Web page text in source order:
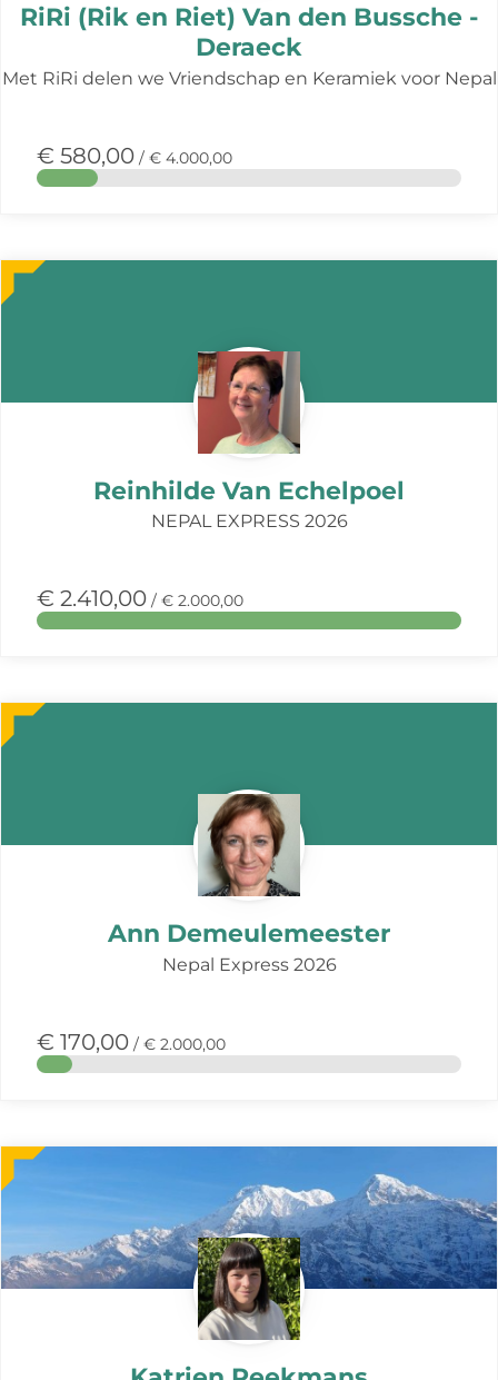
RiRi (Rik en Riet) Van den Bussche -
Deraeck
Met RiRi delen we Vriendschap en Keramiek voor Nepal
€ 580,00 / € 4.000,00
Reinhilde Van Echelpoel
NEPAL EXPRESS 2026
€ 2.410,00 / € 2.000,00
Meer
over
deze
Ann Demeulemeester
Nepal Express 2026
€ 170,00 / € 2.000,00
Meer
over
Meer
over